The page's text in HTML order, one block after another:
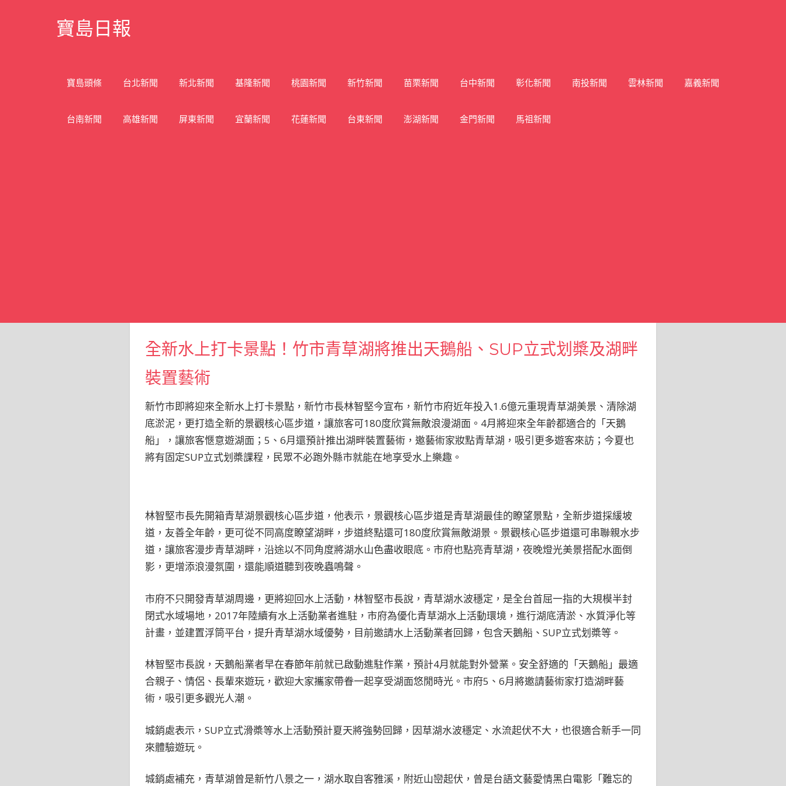
寶島日報
寶島頭條 台北新聞 新北新聞 基隆新聞 桃園新聞 新竹新聞 苗栗新聞 台中新聞 彰化新聞 南投新聞 雲林新聞 嘉義新聞
台南新聞 高雄新聞 屏東新聞 宜蘭新聞 花蓮新聞 台東新聞 澎湖新聞 金門新聞 馬祖新聞
全新水上打卡景點！竹市青草湖將推出天鵝船、SUP立式划槳及湖畔
裝置藝術
新竹市即將迎來全新水上打卡景點，新竹市長林智堅今宣布，新竹市府近年投入1.6億元重現青草湖美景、清除湖
底淤泥，更打造全新的景觀核心區步道，讓旅客可180度欣賞無敵浪漫湖面。4月將迎來全年齡都適合的「天鵝
船」，讓旅客愜意遊湖面；5、6月還預計推出湖畔裝置藝術，邀藝術家妝點青草湖，吸引更多遊客來訪；今夏也
將有固定SUP立式划槳課程，民眾不必跑外縣市就能在地享受水上樂趣。
林智堅市長先開箱青草湖景觀核心區步道，他表示，景觀核心區步道是青草湖最佳的瞭望景點，全新步道採緩坡
道，友善全年齡，更可從不同高度瞭望湖畔，步道終點還可180度欣賞無敵湖景。景觀核心區步道還可串聯親水步
道，讓旅客漫步青草湖畔，沿途以不同角度將湖水山色盡收眼底。市府也點亮青草湖，夜晚燈光美景搭配水面倒
影，更增添浪漫氛圍，還能順道聽到夜晚蟲鳴聲。
市府不只開發青草湖周邊，更將迎回水上活動，林智堅市長說，青草湖水波穩定，是全台首屈一指的大規模半封
閉式水域場地，2017年陸續有水上活動業者進駐，市府為優化青草湖水上活動環境，進行湖底清淤、水質淨化等
計畫，並建置浮筒平台，提升青草湖水域優勢，目前邀請水上活動業者回歸，包含天鵝船、SUP立式划槳等。
林智堅市長說，天鵝船業者早在春節年前就已啟動進駐作業，預計4月就能對外營業。安全舒適的「天鵝船」最適
合親子、情侶、長輩來遊玩，歡迎大家攜家帶眷一起享受湖面悠閒時光。市府5、6月將邀請藝術家打造湖畔藝
術，吸引更多觀光人潮。
城銷處表示，SUP立式滑槳等水上活動預計夏天將強勢回歸，因草湖水波穩定、水流起伏不大，也很適合新手一同
來體驗遊玩。
城銷處補充，青草湖曾是新竹八景之一，湖水取自客雅溪，附近山巒起伏，曾是台語文藝愛情黑白電影「難忘的